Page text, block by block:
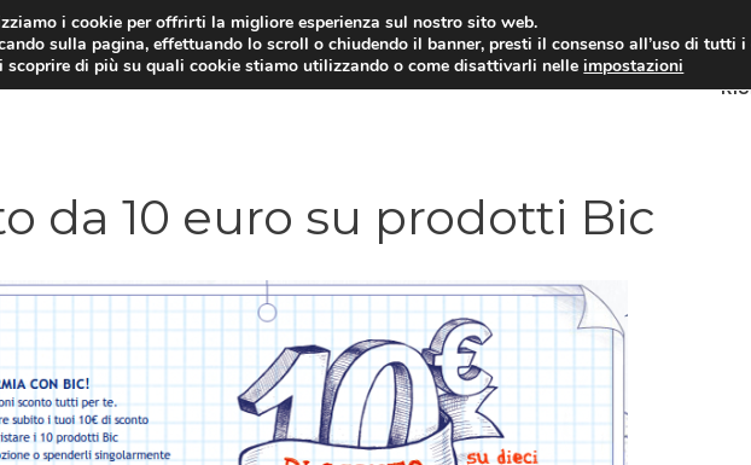
da 10 euro su prodotti Bic
i cookie per offrirti la migliore esperienza sul nostro sito web.
sulla pagina, effettuando lo scroll o chiudendo il banner, presti il consenso all’uso di tutti i
scoprire di più su quali cookie stiamo utilizzando o come disattivarli nelleimpostazioni